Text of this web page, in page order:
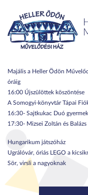
Majális a Heller Ödön
óráig
16:00 Újszülöttek köszöntése
A Somogyi-könyvtár Tápai
16:30- Sajtkukac Duó
17:30- Mizsei Zoltán és
Hungarikum játszóház
Ugrálóvár, óriás LEGO a
Sör, virsli a nagyoknak